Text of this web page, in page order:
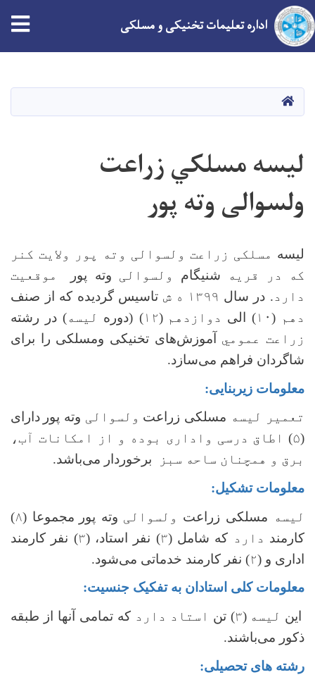
content
اداره تعلیمات تخنیکی و مسلکی
HOME
لیسه مسلکي زراعت
ولسوالی وته پور
لیسه مسلکی زراعت ولسوالی وته پور ولایت کنر
که در قریه
شنیگام ولسوالی وته پور
موقعیت
دارد. در سال ۱۳۹۹ ه ش
تاسیس گردیده که از صنف
دهم (۱۰)
الی دوازدهم (۱۲) (دوره لیسه) در رشته
زراعت عمومي
آموزش‌های تخنیکی ومسلکی را برای
شاگردان فراهم‌ می‌سازد.
معلومات زیربنایی:
تعمیر لیسه مسلکی زراعت ولسوالی وته پور دارای
(۵) اطاق درسی واداری بوده و از امکانات آب،
برق و همچنان ساحه سبز
برخوردار می‌باشد.
معلومات تشکیل:
لیسه مسلکی زراعت ولسوالی وته پور مجموعا (۸)
کارمند دارد که شامل (۳) نفر استاد، (۳) نفر کارمند
اداری و (۲) نفر کارمند خدماتی می‌شود.
معلومات کلی استادان به تفکیک جنسیت:
این لیسه (۳) تن استاد دارد که تمامی آنها از طبقه
ذکور می‌باشند.
رشته های تحصیلی: